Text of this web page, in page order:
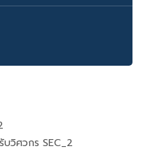
วิศวกร SEC_2